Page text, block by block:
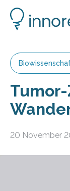
20 November